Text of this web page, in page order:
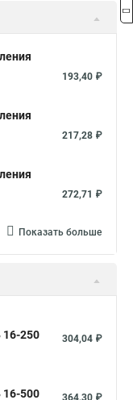
193,40 ₽
217,28 ₽
272,71 ₽
Показать больше
250
304,04 ₽
500
364,30 ₽